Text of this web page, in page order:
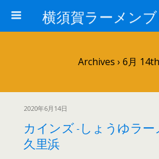
Archives › 6月
2020年6月14日
カインズ -しょうゆラー
久里浜